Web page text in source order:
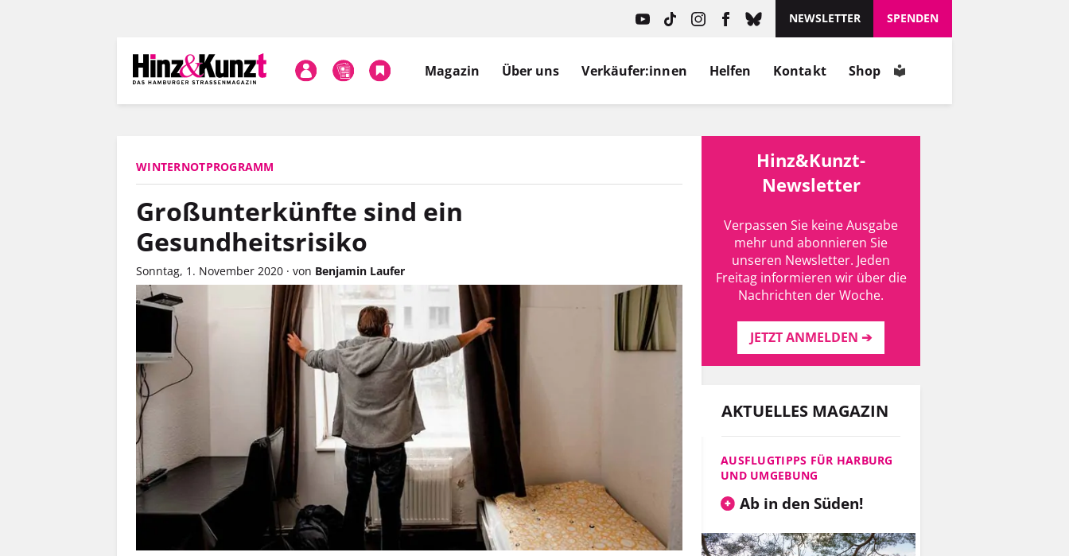
NEWSLETTER SPENDEN
Magazin Über uns Verkäufer:innen Helfen Kontakt Shop
WINTERNOTPROGRAMM
Großunterkünfte sind ein
Gesundheitsrisiko
Sonntag, 1. November 2020 · von Benjamin Laufer
Hinz&Kunzt-
Newsletter
Verpassen Sie keine Ausgabe
mehr und abonnieren Sie
unseren Newsletter. Jeden
Freitag informieren wir über die
Nachrichten der Woche.
JETZT ANMELDEN ➔
AKTUELLES MAGAZIN
AUSFLUGTIPPS FÜR HARBURG
UND UMGEBUNG
Ab in den Süden!